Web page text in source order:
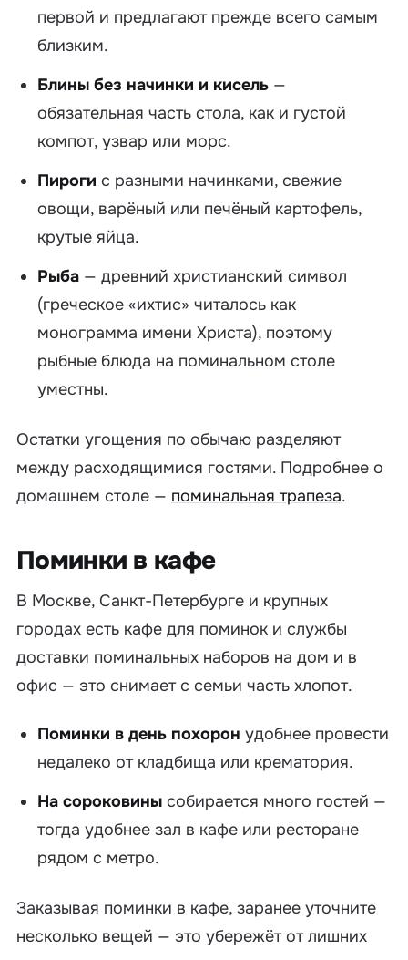
первой и предлагают прежде всего самым
близким.
Блины без начинки и кисель —
обязательная часть стола, как и густой
компот, узвар или морс.
Пироги с разными начинками, свежие
овощи, варёный или печёный картофель,
крутые яйца.
Рыба — древний христианский символ
(греческое «ихтис» читалось как
монограмма имени Христа), поэтому
рыбные блюда на поминальном столе
уместны.
Остатки угощения по обычаю разделяют
между расходящимися гостями. Подробнее о
домашнем столе — поминальная трапеза.
Поминки в кафе
В Москве, Санкт-Петербурге и крупных
городах есть кафе для поминок и службы
доставки поминальных наборов на дом и в
офис — это снимает с семьи часть хлопот.
Поминки в день похорон удобнее провести
недалеко от кладбища или крематория.
На сороковины собирается много гостей —
тогда удобнее зал в кафе или ресторане
рядом с метро.
Заказывая поминки в кафе, заранее уточните
несколько вещей — это убережёт от лишних